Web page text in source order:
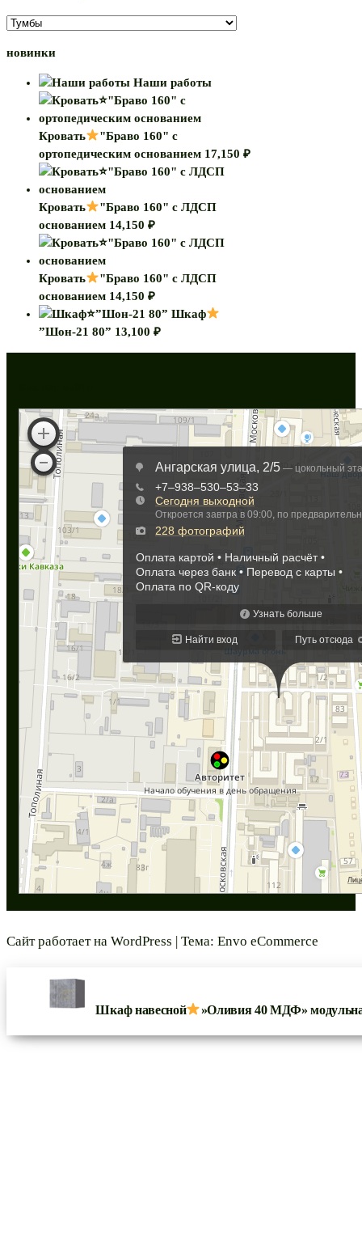
новинки
Наши работы
Кровать
"Браво 160" с
ортопедическим основанием 17,150 ₽
Кровать
"Браво 160" с ЛДСП
основанием 14,150 ₽
Кровать
"Браво 160" с ЛДСП
основанием 14,150 ₽
Шкаф
”Шон-21 80” 13,100 ₽
Сайт работает на WordPress | Тема: Envo eCommerce
Шкаф навесной »Оливия 40 МДФ»